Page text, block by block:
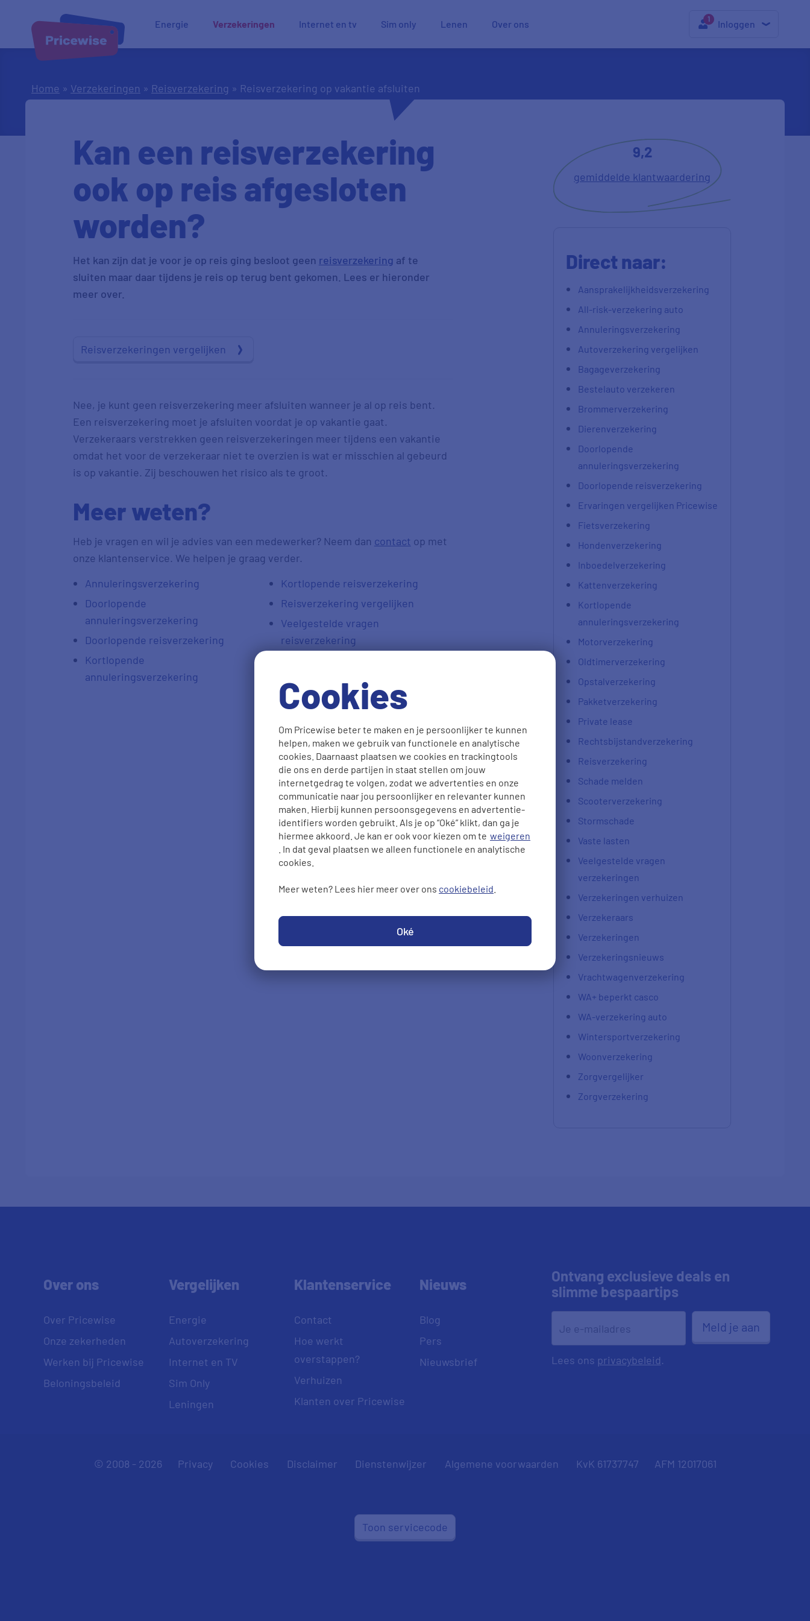
Cookies
Om Pricewise beter te maken en je persoonlijker te kunnen
helpen, maken we gebruik van functionele en analytische
cookies. Daarnaast plaatsen we cookies en trackingtools
die ons en derde partijen in staat stellen om jouw
internetgedrag te volgen, zodat we advertenties en onze
communicatie naar jou persoonlijker en relevanter kunnen
maken. Hierbij kunnen persoonsgegevens en advertentie-
identifiers worden gebruikt. Als je op “Oké” klikt, dan ga je
hiermee akkoord. Je kan er ook voor kiezen om te weigeren
. In dat geval plaatsen we alleen functionele en analytische
cookies.
Meer weten? Lees hier meer over ons cookiebeleid
Oké
Energie Verzekeringen Internet en tv Sim only Lenen Over ons Inloggen
Home » Verzekeringen » Reisverzekering » Reisverzekering op vakantie afsluiten
Kan een reisverzekering
ook op reis afgesloten
worden?
Het kan zijn dat je voor je op reis ging besloot geen reisverzekering af te
sluiten maar daar tijdens je reis op terug bent gekomen. Lees er hieronder
meer over.
Reisverzekeringen vergelijken
Nee, je kunt geen reisverzekering meer afsluiten wanneer je al op reis bent.
Een reisverzekering moet je afsluiten voordat je op vakantie gaat.
Verzekeraars verstrekken geen reisverzekeringen meer tijdens een vakantie
omdat het voor de verzekeraar niet te overzien is wat er misschien al gebeurd
is op vakantie. Zij beschouwen het risico als te groot.
Meer weten?
Heb je vragen en wil je advies van een medewerker? Neem dan contact op met
onze klantenservice. We helpen je graag verder.
Annuleringsverzekering
Doorlopende
annuleringsverzekering
Doorlopende reisverzekering
Kortlopende
annuleringsverzekering
Kortlopende reisverzekering
Reisverzekering vergelijken
Veelgestelde vragen
reisverzekering
9,2
gemiddelde klantwaardering
Direct naar:
Aansprakelijkheidsverzekering
All-risk-verzekering auto
Annuleringsverzekering
Autoverzekering vergelijken
Bagageverzekering
Bestelauto verzekeren
Brommerverzekering
Dierenverzekering
Doorlopende
annuleringsverzekering
Doorlopende reisverzekering
Ervaringen vergelijken Pricewise
Fietsverzekering
Hondenverzekering
Inboedelverzekering
Kattenverzekering
Kortlopende
annuleringsverzekering
Motorverzekering
Oldtimerverzekering
Opstalverzekering
Pakketverzekering
Private lease
Rechtsbijstandverzekering
Reisverzekering
Schade melden
Scooterverzekering
Stormschade
Vaste lasten
Veelgestelde vragen
verzekeringen
Verzekeringen verhuizen
Verzekeraars
Verzekeringen
Verzekeringsnieuws
Vrachtwagenverzekering
WA+ beperkt casco
WA-verzekering auto
Wintersportverzekering
Woonverzekering
Zorgvergelijker
Zorgverzekering
Over ons
Over Pricewise
Onze zekerheden
Werken bij Pricewise
Beloningsbeleid
Vergelijken
Energie
Autoverzekering
Internet en TV
Sim Only
Leningen
Klantenservice
Contact
Hoe werkt
overstappen?
Verhuizen
Klanten over Pricewise
Nieuws
Blog
Pers
Nieuwsbrief
Ontvang exclusieve deals en
slimme bespaartips
Meld je aan
Lees ons privacybeleid.
© 2008 - 2026 Privacy Cookies Disclaimer Dienstenwijzer Algemene voorwaarden KvK 61737747 AFM 12017061
Toon servicecode